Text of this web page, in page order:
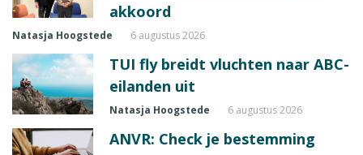
akkoord
Natasja Hoogstede 6 augustus 2026
TUI fly breidt vluchten naar ABC-
eilanden uit
Natasja Hoogstede 6 augustus 2026
ANVR: Check je bestemming